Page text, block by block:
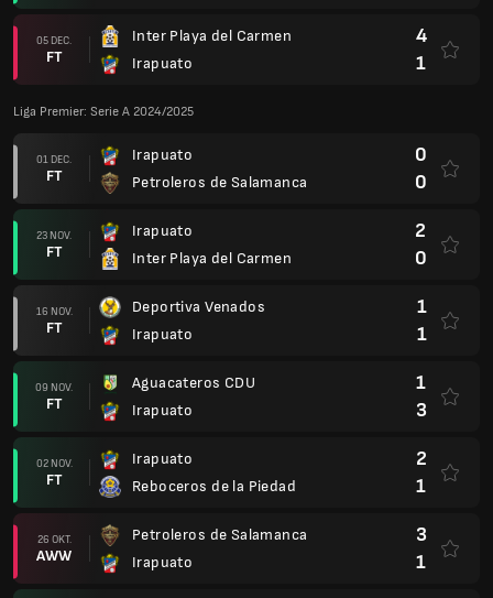
05 DEC.
FT
Inter Playa del Carmen
Irapuato
4
1
Liga Premier: Serie A 2024/2025
01 DEC.
FT
Irapuato
Petroleros de Salamanca
0
0
23 NOV.
FT
Irapuato
Inter Playa del Carmen
2
0
16 NOV.
FT
Deportiva Venados
Irapuato
1
1
09 NOV.
FT
Aguacateros CDU
Irapuato
1
3
02 NOV.
FT
Irapuato
Reboceros de la Piedad
2
1
26 OKT.
AWW
Petroleros de Salamanca
Irapuato
3
1